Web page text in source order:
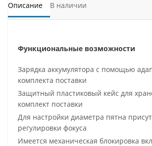
Описание В наличии
Функциональные возможности
Зарядка аккумулятора с помощью
комплекта поставки
Защитный пластиковый кейс для
комплект поставки
Для настройки диаметра пятна
регулировки фокуса
Имеется механическая блокировка